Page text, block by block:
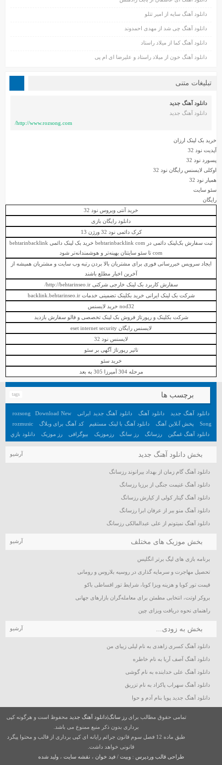
دانلود آهنگ سایه از امیر تتلو
دانلود آهنگ چی شد از مهدی احمدوند
دانلود آهنگ کما از میلاد راستاد
دانلود آهنگ خون از میلاد راستاد و علیرضا ای ام پی
تبلیغات متنی
دانلود آهنگ جدید
دانلود آهنگ جدید
http://www.rozsong.com/
خرید بک لینک ارزان
آپدیت نود 32
پسورد نود 32
اوکلی لایسنس رایگان نود 32
همیار نود 32
سئو سایت
رایگان
خرید آنتی ویروس نود 32
دانلود رایگان بازی
کرک دائمی نود 32 ورژن 13
ثبت سفارش بک‌لینک دائمی در behtarinbacklink com
خرید بک لینک دائمی behtarinbacklink
com تا سئو سایتتان بهینه‌تر و هوشمندانه‌تر شود
ایجاد سرویس خبررسانی فوری برای مشتریان بالا بردن رتبه وب سایت و مشتریان همیشه از
آخرین اخبار مطلع باشند
سفارش کاربرد بک لینک خارجی شرکتی http://behtarinseo.ir/
شرکت بک لینک ایرانی خرید بکلینک تضمینی خدمات backlink.behtarinseo.ir
nod32 خرید لایسنس
شرکت بکلینک و رپورتاژفروش بک لینک تخصصی و فالو سفارش بازدید
لایسنس رایگان eset internet security
لایسنس نود 32
تاثیر رپورتاژ آگهی بر سئو
خرید سئو
مرحله 304 آمیرزا 305 به بعد
برچسب ها tags
دانلود آهنگ جدید دانلود آهنگ دانلود آهنگ جدید ایرانی rozsong
Download New
Song
پخش آنلاین آهنگ دانلود آهنگ با لینک مستقیم کد آهنگ برای وبلاگ
rozmusic
دانلود آهنگ غمگین
رزسانگ رز سانگ رزموزیک بیوگرافی رز موزیک
دانلود بازي
بخش دانلود آهنگ جدید آرشیو
دانلود آهنگ گام زمان از بهداد بیرانوند رزسانگ
دانلود آهنگ غنیمت جنگی از برزیا رزسانگ
دانلود آهنگ گیتار کولی از کیارش رزسانگ
دانلود آهنگ منو ببر از عرفان ابرا رزسانگ
دانلود آهنگ نمیتونم از علی عبدالمالکی رزسانگ
بخش موزیک های مختلف آرشیو
برنامه بازی های لیگ برتر انگلیس
تحصیل مهاجرت و سرمایه گذاری در روسیه بلاروس و رومانی
قیمت تور کوبا و هزینه ویزا کوبا، شرایط تور اقساطی باکو
بروکر اوتت، انتخابی مطمئن برای معامله‌گران بازارهای جهانی
راهنمای نحوه دریافت ویزای چین
بخش به زودی... آرشیو
دانلود آهنگ کسری زاهدی به نام لیلی زیبای من
دانلود آهنگ آصف آریا به نام خاطره
دانلود آهنگ علی خدابنده به نام گوشی
دانلود آهنگ سهراب پاکزاد به نام تزریق
دانلود آهنگ جدید پویا بنام آدم و حوا
تمامی حقوق مطالب برایرز سانگ|دانلود آهنگ جدید محفوظ است و هرگونه کپی
برداری بدون ذکر منبع ممنوع می باشد.
طبق ماده 12 فصل سوم قانون جرائم رایانه ای کپی برداری از قالب و محتوا پیگرد
قانونی خواهد داشت.
طراحی قالب وردپرس :وبیت /فید خوان ، نقشه سایت ،ولید شده